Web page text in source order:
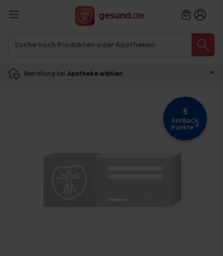
Bestellung bei Apotheke wählen
5
PAYBACK
Punkte 4